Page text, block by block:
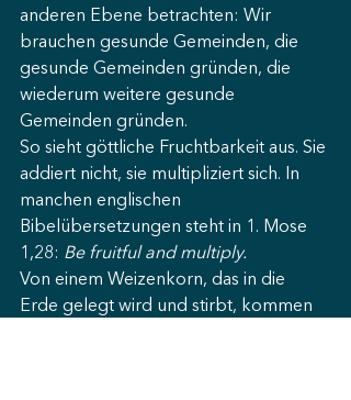
anderen Ebene betrachten: Wir
brauchen gesunde Gemeinden, die
gesunde Gemeinden gründen, die
wiederum weitere gesunde
Gemeinden gründen.
So sieht göttliche Fruchtbarkeit aus. Sie
addiert nicht, sie multipliziert sich. In
manchen englischen
Bibelübersetzungen steht in 1. Mose
1,28: Be fruitful and multiply.
Von einem Weizenkorn, das in die
Erde gelegt wird und stirbt, kommen